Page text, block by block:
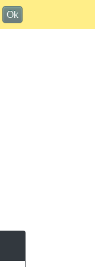
Ok